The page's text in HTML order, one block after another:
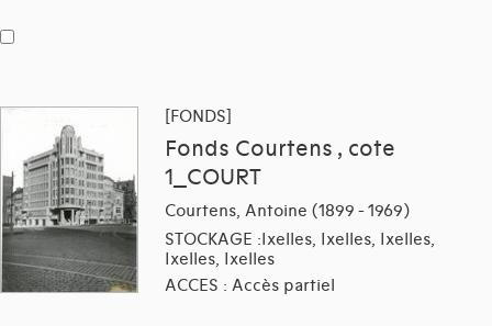
[FONDS]
Fonds Courtens , cote
1_COURT
Courtens, Antoine (1899 - 1969)
STOCKAGE :Ixelles, Ixelles, Ixelles,
Ixelles, Ixelles
ACCES : Accès partiel